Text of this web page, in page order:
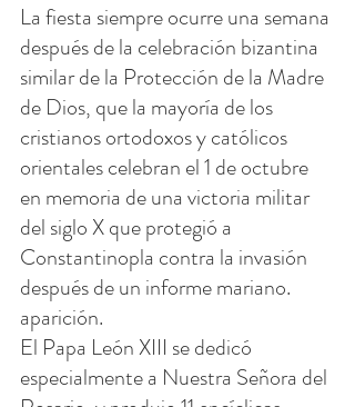
La fiesta siempre ocurre una semana
después de la celebración bizantina
similar de la Protección de la Madre
de Dios, que la mayoría de los
cristianos ortodoxos y católicos
orientales celebran el 1 de octubre
en memoria de una victoria militar
del siglo X que protegió a
Constantinopla contra la invasión
después de un informe mariano.
aparición.
El Papa León XIII se dedicó
especialmente a Nuestra Señora del